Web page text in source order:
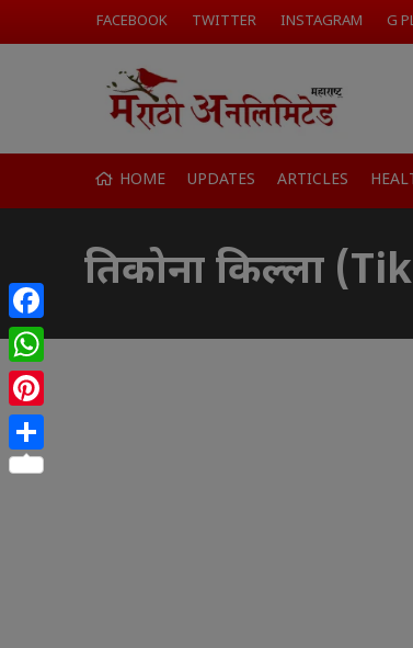
FACEBOOK TWITTER INSTAGRAM G
HOME UPDATES ARTICLES
तिकोना किल्ला
Facebook
WhatsApp
Pinterest
Share